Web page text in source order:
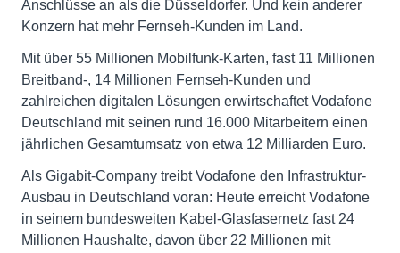
Anschlüsse an als die Düsseldorfer. Und kein anderer
Konzern hat mehr Fernseh-Kunden im Land.
Mit über 55 Millionen Mobilfunk-Karten, fast 11 Millionen
Breitband-, 14 Millionen Fernseh-Kunden und
zahlreichen digitalen Lösungen erwirtschaftet Vodafone
Deutschland mit seinen rund 16.000 Mitarbeitern einen
jährlichen Gesamtumsatz von etwa 12 Milliarden Euro.
Als Gigabit-Company treibt Vodafone den Infrastruktur-
Ausbau in Deutschland voran: Heute erreicht Vodafone
in seinem bundesweiten Kabel-Glasfasernetz fast 24
Millionen Haushalte, davon über 22 Millionen mit